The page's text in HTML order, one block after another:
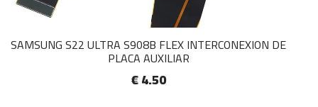
SAMSUNG S22 ULTRA S908B FLEX INTERCONEXION DE
PLACA AUXILIAR
€ 4.50